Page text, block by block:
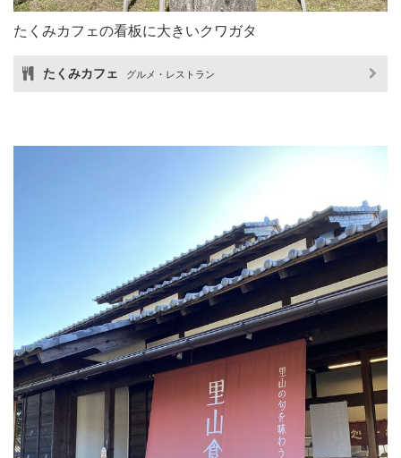
たくみカフェの看板に大きいクワガタ
たくみカフェ グルメ・レストラン